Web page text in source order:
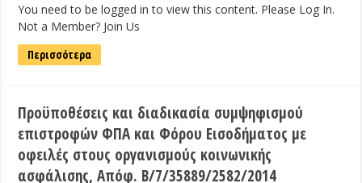
You need to be logged in to view this content. Please Log In.
Not a Member? Join Us
Περισσότερα
Προϋποθέσεις και διαδικασία συμψηφισμού
επιστροφών ΦΠΑ και Φόρου Εισοδήματος με
οφειλές στους οργανισμούς κοινωνικής
ασφάλισης, Απόφ. Β/7/35889/2582/2014